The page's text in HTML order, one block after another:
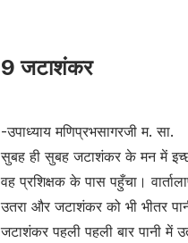
9 जटाशंकर
-उपाध्याय मणिप्रभसागरजी म. सा.
सुबह ही सुबह जटाशंकर के मन में
वह प्रशिक्षक के पास पहुँचा।
उतरा और जटाशंकर को भी भीतर
जटाशंकर पहली पहली बार पानी में